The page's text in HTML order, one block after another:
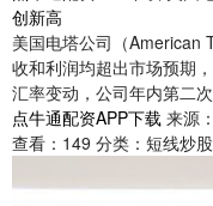
创新高
美国电塔公司（American
收和利润均超出市场预期
汇率变动，公司年内第二
点牛通配资APP下载 来源
查看： 149 分类： 短线炒